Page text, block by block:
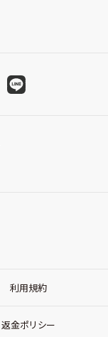
利用規約
返金ポリシー